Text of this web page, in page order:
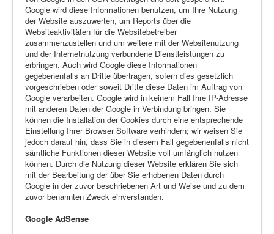
Google wird diese Informationen benutzen, um Ihre Nutzung
der Website auszuwerten, um Reports über die
Websiteaktivitäten für die Websitebetreiber
zusammenzustellen und um weitere mit der Websitenutzung
und der Internetnutzung verbundene Dienstleistungen zu
erbringen. Auch wird Google diese Informationen
gegebenenfalls an Dritte übertragen, sofern dies gesetzlich
vorgeschrieben oder soweit Dritte diese Daten im Auftrag von
Google verarbeiten. Google wird in keinem Fall Ihre IP-Adresse
mit anderen Daten der Google in Verbindung bringen. Sie
können die Installation der Cookies durch eine entsprechende
Einstellung Ihrer Browser Software verhindern; wir weisen Sie
jedoch darauf hin, dass Sie in diesem Fall gegebenenfalls nicht
sämtliche Funktionen dieser Website voll umfänglich nutzen
können. Durch die Nutzung dieser Website erklären Sie sich
mit der Bearbeitung der über Sie erhobenen Daten durch
Google in der zuvor beschriebenen Art und Weise und zu dem
zuvor benannten Zweck einverstanden.
Google AdSense